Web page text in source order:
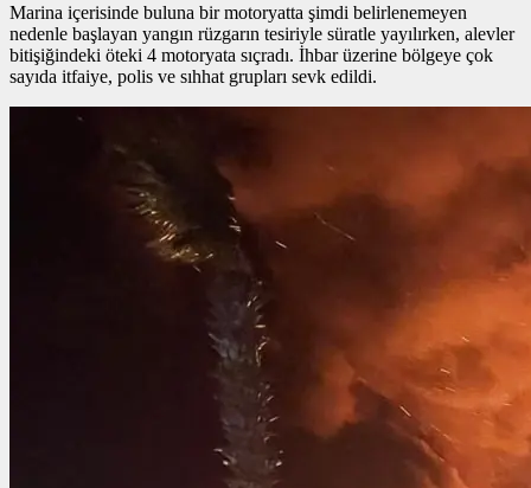
Marina içerisinde buluna bir motoryatta şimdi belirlenemeyen
nedenle başlayan yangın rüzgarın tesiriyle süratle yayılırken, alevler
bitişiğindeki öteki 4 motoryata sıçradı. İhbar üzerine bölgeye çok
sayıda itfaiye, polis ve sıhhat grupları sevk edildi.